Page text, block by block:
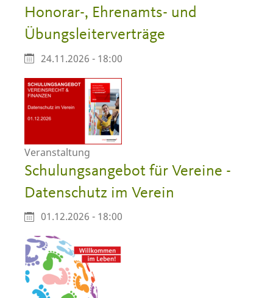
Honorar-, Ehrenamts- und
Übungsleiterverträge
24.11.2026 - 18:00
Veranstaltung
Schulungsangebot für Vereine -
Datenschutz im Verein
01.12.2026 - 18:00